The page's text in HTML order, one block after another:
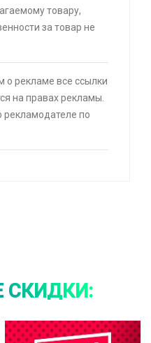
4320₽,
сработает не у
всесезонный
(метал.
товару,
за товар не
о рекламе все ссылки
на правах рекламы.
по
СКИДКИ: